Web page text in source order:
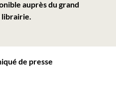
auprès du grand
librairie.
de presse